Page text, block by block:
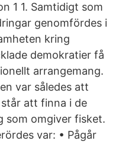
1 1. Samtidigt som
genomfördes i
kring
demokratier få
arrangemang.
var således att
att finna i de
som omgiver fisket.
var: • Pågår